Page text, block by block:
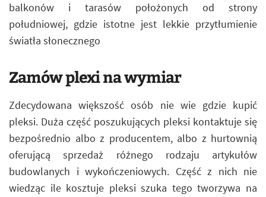
balkonów i tarasów położonych od strony
południowej, gdzie istotne jest lekkie przytłumienie
światła słonecznego
Zamów plexi na wymiar
Zdecydowana większość osób nie wie gdzie kupić
pleksi. Duża część poszukujących pleksi kontaktuje się
bezpośrednio albo z producentem, albo z hurtownią
oferującą sprzedaż różnego rodzaju artykułów
budowlanych i wykończeniowych. Część z nich nie
wiedząc ile kosztuje pleksi szuka tego tworzywa na